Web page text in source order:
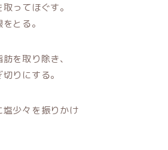
ってほぐす。
とる。
を取り除き、
りにする。
少々を振りかけ